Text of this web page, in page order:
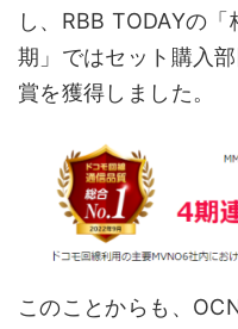
し、RBB TODAYの
期」ではセット購入
賞を獲得しました。
このことからも、